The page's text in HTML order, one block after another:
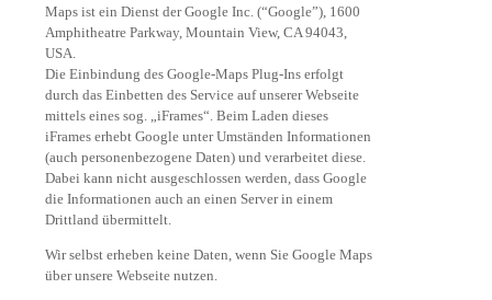
Maps ist ein Dienst der Google Inc. (“Google”), 1600
Amphitheatre Parkway, Mountain View, CA 94043,
USA.
Die Einbindung des Google-Maps Plug-Ins erfolgt
durch das Einbetten des Service auf unserer Webseite
mittels eines sog. „iFrames“. Beim Laden dieses
iFrames erhebt Google unter Umständen Informationen
(auch personenbezogene Daten) und verarbeitet diese.
Dabei kann nicht ausgeschlossen werden, dass Google
die Informationen auch an einen Server in einem
Drittland übermittelt.
Wir selbst erheben keine Daten, wenn Sie Google Maps
über unsere Webseite nutzen.